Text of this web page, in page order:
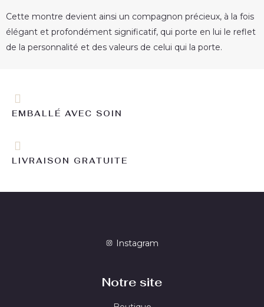
Cette montre devient ainsi un compagnon précieux, à la fois
élégant et profondément significatif, qui porte en lui le reflet
de la personnalité et des valeurs de celui qui la porte.
EMBALLÉ AVEC SOIN
LIVRAISON GRATUITE
Instagram
Notre site